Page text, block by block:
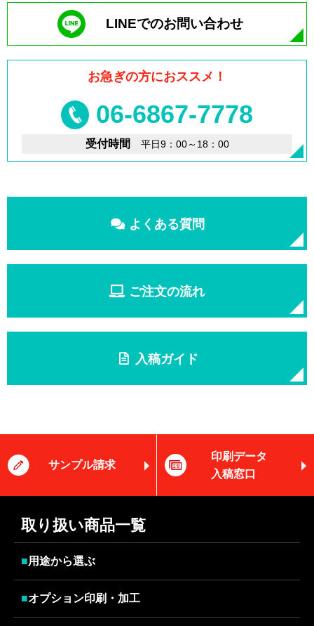
LINEでのお問い合わせ
お急ぎの方におススメ！
06-6867-7778
受付時間 平日9：00～18：00
よくある質問
ご注文の流れ
入稿ガイド
サンプル請求
印刷データ
入稿窓口
取り扱い商品一覧
■用途から選ぶ
■オプション印刷・加工